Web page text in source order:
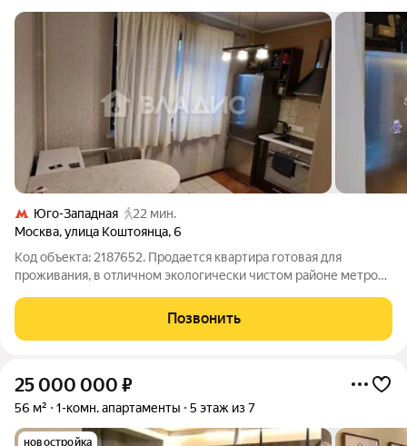
Юго-Западная
22 мин.
Москва,улица Коштоянца,6
Код объекта: 2187652. Продается квартира готовая для
проживания, в отличном экологически чистом районе метро
красивыми парками, парк 50-я Октября и парк Олимпийской
деревни. Подойдет для аренды, рядом
Позвонить
25 000 000 ₽
56 м² 1-комн. апартаменты 5 этаж из 7
новостройка